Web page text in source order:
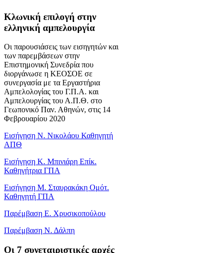
Κλωνική επιλογή στην
ελληνική αμπελουργία
Οι παρουσιάσεις των εισηγητών και
των παρεμβάσεων στην
Επιστημονική Συνεδρία που
διοργάνωσε η ΚΕΟΣΟΕ σε
συνεργασία με τα Εργαστήρια
Αμπελολογίας του Γ.Π.Α. και
Αμπελουργίας του Α.Π.Θ. στο
Γεωπονικό Παν. Αθηνών, στις 14
Φεβρουαρίου 2020
Εισήγηση Ν. Νικολάου Καθηγητή
ΑΠΘ
Εισήγηση Κ. Μπινιάρη Επίκ.
Καθηγήτρια ΓΠΑ
Εισήγηση Μ. Σταυρακάκη Ομότ.
Καθηγητή ΓΠΑ
Παρέμβαση Ε. Χρυσικοπούλου
Παρέμβαση Ν. Δάλπη
Oι 7 συνεταιριστικές αρχές